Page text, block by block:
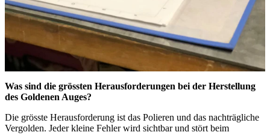
Was sind die grössten Herausforderungen bei der Herstellung
des Goldenen Auges?
Die grösste Herausforderung ist das Polieren und das nachträgliche
Vergolden. Jeder kleine Fehler wird sichtbar und stört beim